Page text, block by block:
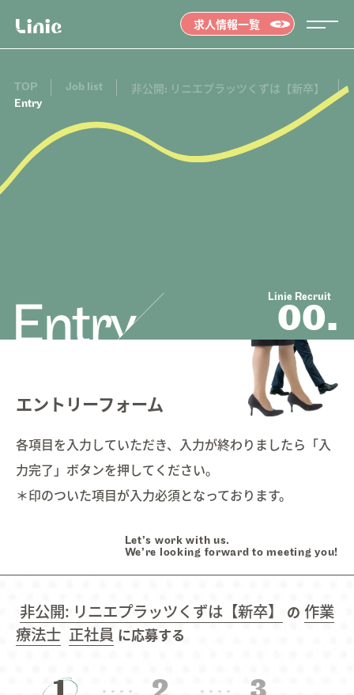
求人情報一覧
02. Job list
Work style ワークスタイル
08. Information お知らせ
TOP Job list
非公開: リニエプラッツくずは【新卒】
Entry
Linie Recruit
00.
エントリーフォーム
各項目を入力していただき、入力が終わりましたら「入
力完了」ボタンを押してください。
＊印のついた項目が入力必須となっております。
Let’s work with us.
We’re looking forward to meeting you!
非公開: リニエプラッツくずは【新卒】 の 作業
療法士 正社員 に応募する